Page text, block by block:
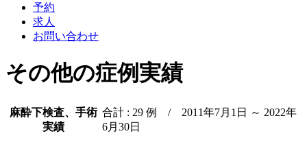
予約
求人
お問い合わせ
その他の症例実績
麻酔下検査、手術
実績
合計 : 29 例 / 2011年7月1日 ～ 2022年
6月30日